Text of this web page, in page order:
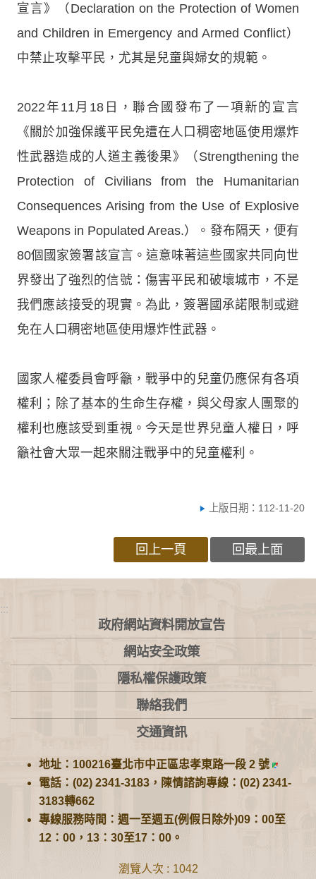
宣言》（Declaration on the Protection of Women
and Children in Emergency and Armed Conflict）
中禁止攻擊平民，尤其是兒童與婦女的規範。
2022年11月18日，聯合國發布了一項新的宣言
《關於加強保護平民免遭在人口稠密地區使用爆炸
性武器造成的人道主義後果》（Strengthening the
Protection of Civilians from the Humanitarian
Consequences Arising from the Use of Explosive
Weapons in Populated Areas.）。發布隔天，便有
80個國家簽署該宣言。這意味著這些國家共同向世
界發出了強烈的信號：傷害平民和破壞城市，不是
我們應該接受的現實。為此，簽署國承諾限制或避
免在人口稠密地區使用爆炸性武器。
國家人權委員會呼籲，戰爭中的兒童仍應保有各項
權利；除了基本的生命生存權，與父母家人團聚的
權利也應該受到重視。今天是世界兒童人權日，呼
籲社會大眾一起來關注戰爭中的兒童權利。
上版日期：112-11-20
回上一頁 回最上面
:::
政府網站資料開放宣告
網站安全政策
隱私權保護政策
聯絡我們
交通資訊
地址：100216臺北市中正區忠孝東路一段 2 號
電話：(02) 2341-3183，陳情諮詢專線：(02) 2341-
3183轉662
專線服務時間：週一至週五(例假日除外)09：00至
12：00，13：30至17：00。
瀏覽人次 1042